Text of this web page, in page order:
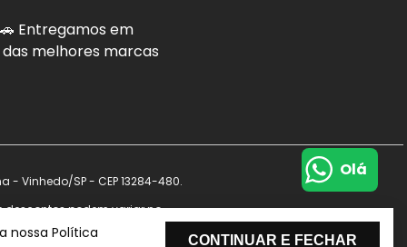
Olá
Entregamos em
melhores marcas
- Vinhedo/SP - CEP 13284-480.
descontos podem variar no
dados.
nossa Política
CONTINUAR E FECHAR